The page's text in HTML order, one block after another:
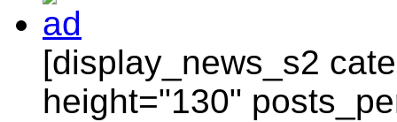
[display_news_s2
height="130"